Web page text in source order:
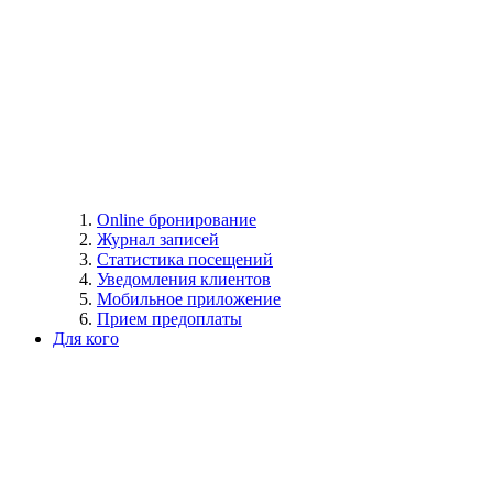
Online бронирование
Журнал записей
Статистика посещений
Уведомления клиентов
Мобильное приложение
Прием предоплаты
Для кого